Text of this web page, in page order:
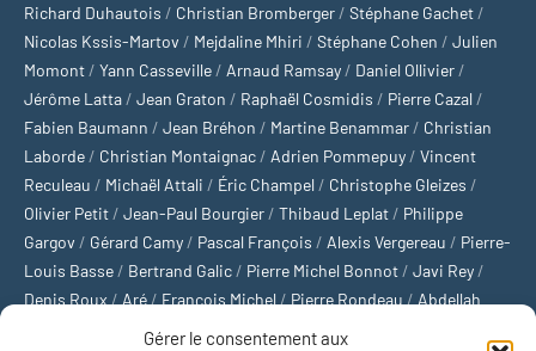
Gérer le consentement aux
Richard Duhautois / Christian Bromberger / Stéphane Gachet /
Nicolas Kssis-Martov / Mejdaline Mhiri / Stéphane Cohen / Julien
Momont / Yann Casseville / Arnaud Ramsay / Daniel Ollivier /
Jérôme Latta / Jean Graton / Raphaël Cosmidis / Pierre Cazal /
Fabien Baumann / Jean Bréhon / Martine Benammar / Christian
Laborde / Christian Montaignac / Adrien Pommepuy / Vincent
Reculeau / Michaël Attali / Éric Champel / Christophe Gleizes /
Olivier Petit / Jean-Paul Bourgier / Thibaud Leplat / Philippe
Gargov / Gérard Camy / Pascal François / Alexis Vergereau / Pierre-
Louis Basse / Bertrand Galic / Pierre Michel Bonnot / Javi Rey /
Denis Roux / Aré / François Michel / Pierre Rondeau / Abdellah
Michaël Delépine